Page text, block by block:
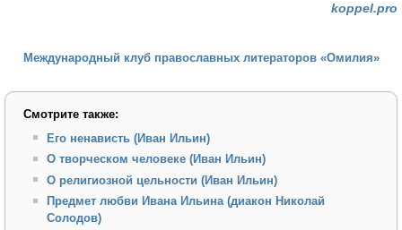
koppel.pro
Международный клуб православных литераторов «Омилия»
Смотрите также:
Его ненависть (Иван Ильин)
О творческом человеке (Иван Ильин)
О религиозной цельности (Иван Ильин)
Предмет любви Ивана Ильина (диакон Николай
Солодов)